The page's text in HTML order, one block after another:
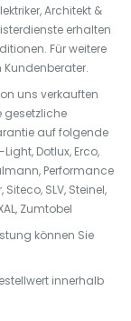
Architekt &
erhalten
Für weitere
uns verkauften
gesetzliche
auf folgende
Dotlux, Erco,
Performance
SLV, Steinel,
Zumtobel
können Sie
innerhalb